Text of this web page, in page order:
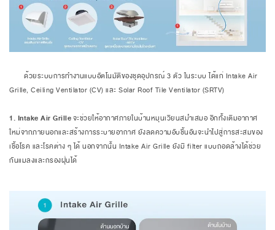
ด้วยระบบการทำงานแบบอัตโนมัติของชุดอุปกรณ์ 3 ตัว ในระบบ ได้แก่ Intake Air
Grille, Ceiling Ventilator (CV) และ Solar Roof Tile Ventilator (SRTV)
1. Intake Air Grilleจะช่วยให้อากาศภายในบ้านหมุนเวียนสม่ำเสมอ อีกทั้งเติมอากาศ
ใหม่จากภายนอกและสร้างการระบายอากาศ ยังลดความอับชื้นอันจะนำไปสู่การสะสมของ
เชื้อโรค และโรคต่าง ๆ ได้ นอกจากนั้น Intake Air Grille ยังมี filter แบบถอดล้างได้ช่วย
กันแมลงและกรองฝุ่นได้